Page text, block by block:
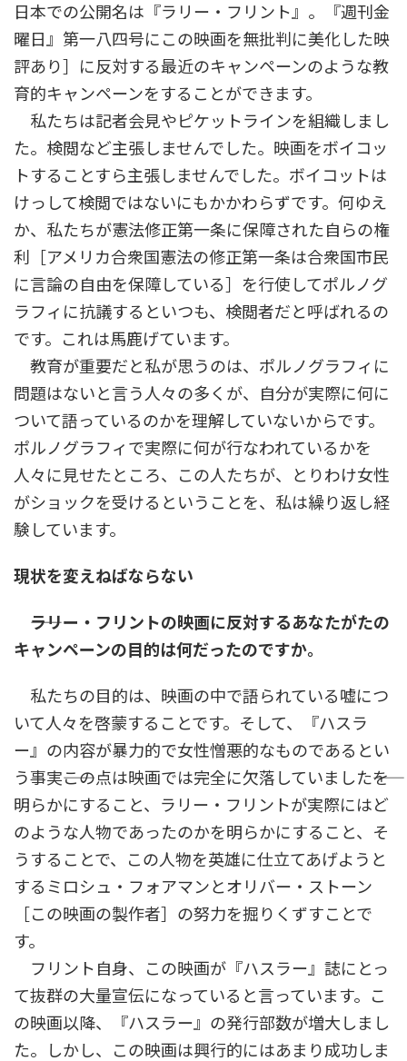
日本での公開名は『ラリー・フリント』。『週刊金
曜日』第一八四号にこの映画を無批判に美化した映
評あり］に反対する最近のキャンペーンのような教
育的キャンペーンをすることができます。
私たちは記者会見やピケットラインを組織しまし
た。検閲など主張しませんでした。映画をボイコッ
トすることすら主張しませんでした。ボイコットは
けっして検閲ではないにもかかわらずです。何ゆえ
か、私たちが憲法修正第一条に保障された自らの権
利［アメリカ合衆国憲法の修正第一条は合衆国市民
に言論の自由を保障している］を行使してポルノグ
ラフィに抗議するといつも、検閲者だと呼ばれるの
です。これは馬鹿げています。
教育が重要だと私が思うのは、ポルノグラフィに
問題はないと言う人々の多くが、自分が実際に何に
ついて語っているのかを理解していないからです。
ポルノグラフィで実際に何が行なわれているかを
人々に見せたところ、この人たちが、とりわけ女性
がショックを受けるということを、私は繰り返し経
験しています。
現状を変えねばならない
――ラリー・フリントの映画に反対するあなたがたの
キャンペーンの目的は何だったのですか。
私たちの目的は、映画の中で語られている嘘につ
いて人々を啓蒙することです。そして、『ハスラ
ー』の内容が暴力的で女性憎悪的なものであるとい
う事実――この点は映画では完全に欠落していました――を
明らかにすること、ラリー・フリントが実際にはど
のような人物であったのかを明らかにすること、そ
うすることで、この人物を英雄に仕立てあげようと
するミロシュ・フォアマンとオリバー・ストーン
［この映画の製作者］の努力を掘りくずすことで
す。
フリント自身、この映画が『ハスラー』誌にとっ
て抜群の大量宣伝になっていると言っています。こ
の映画以降、『ハスラー』の発行部数が増大しまし
た。しかし、この映画は興行的にはあまり成功しま